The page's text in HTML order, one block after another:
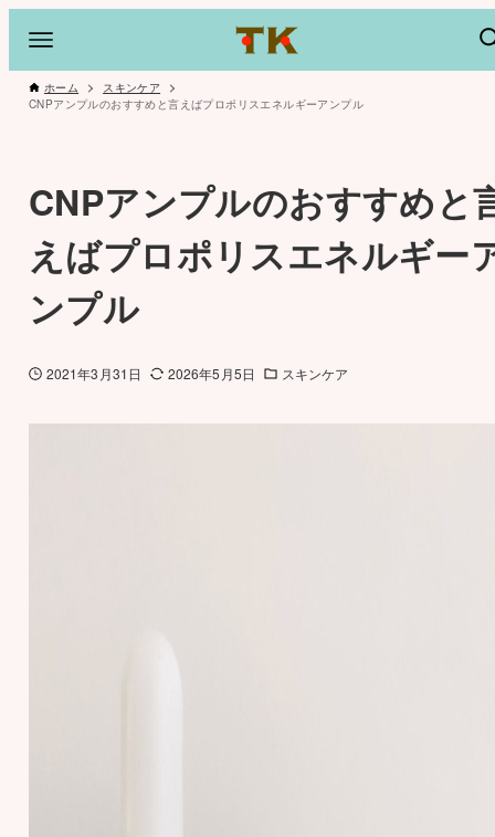
ホーム
スキンケア
CNPアンプルのおすすめと言えばプロポリスエネルギーアンプル
CNPアンプルのおすすめと
えばプロポリスエネルギー
ンプル
2021年3月31日 2026年5月5日 スキンケア